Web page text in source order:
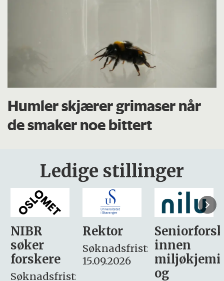
Humler skjærer grimaser når
de smaker noe bittert
Ledige stillinger
Rektor
Søknadsfrist:
15.09.2026
Seniorforsker
innen
miljøkjemi
søker
– fast